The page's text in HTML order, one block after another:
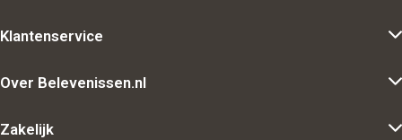
Klantenservice
Over Belevenissen.nl
Zakelijk